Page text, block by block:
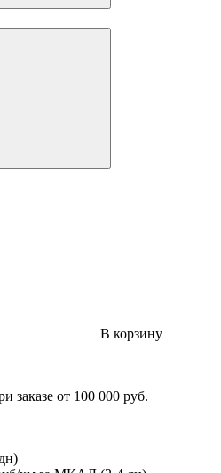
В корзину
от 100 000 руб.